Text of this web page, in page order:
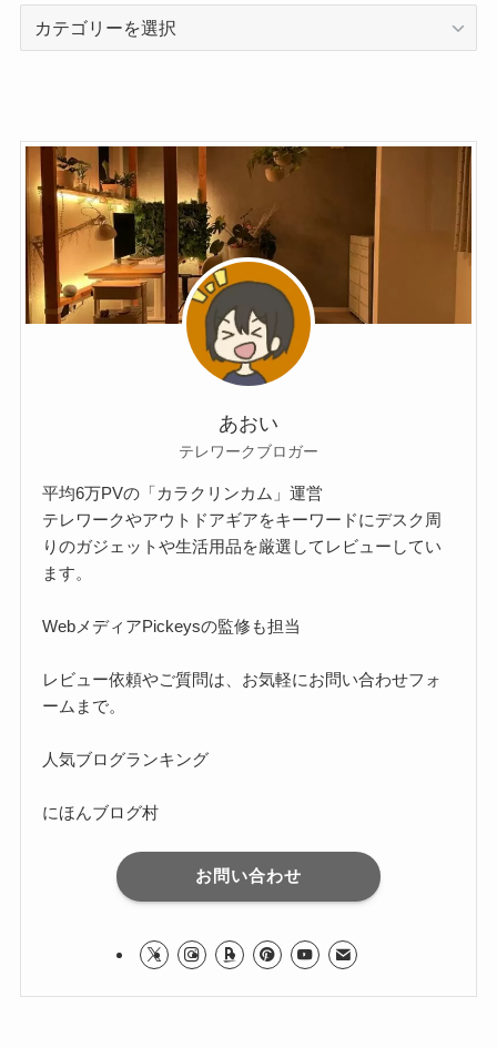
あおい
テレワークブロガー
平均6万PVの「カラクリンカム」運営
テレワークやアウトドアギアをキーワードにデスク周
りのガジェットや生活用品を厳選してレビューしてい
ます。
WebメディアPickeysの監修 も担当
レビュー依頼やご質問は、お気軽にお問い合わせフォ
ーム まで。
人気ブログランキング
にほんブログ村
お問い合わせ